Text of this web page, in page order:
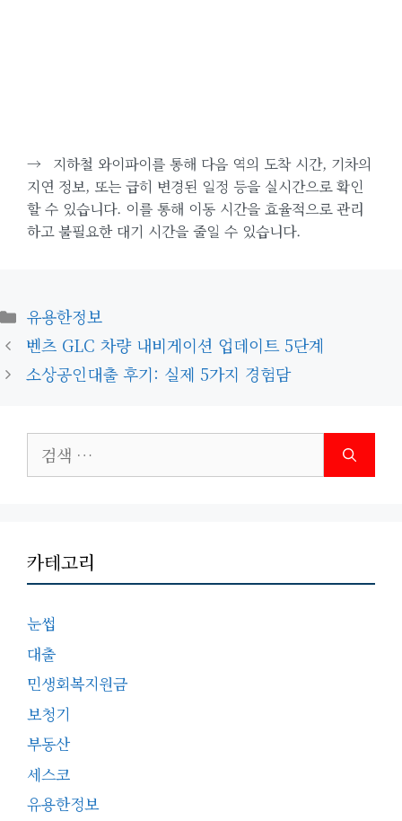
→
지하철 와이파이를 통해 다음 역의 도착 시간, 기차의
지연 정보, 또는 급히 변경된 일정 등을 실시간으로 확인
할 수 있습니다. 이를 통해 이동 시간을 효율적으로 관리
하고 불필요한 대기 시간을 줄일 수 있습니다.
카
테
고
리
유용한정보
벤츠 GLC 차량 내비게이션 업데이트 5단계
소상공인대출 후기: 실제 5가지 경험담
색:
카테고리
눈썹
대출
민생회복지원금
보청기
부동산
세스코
유용한정보